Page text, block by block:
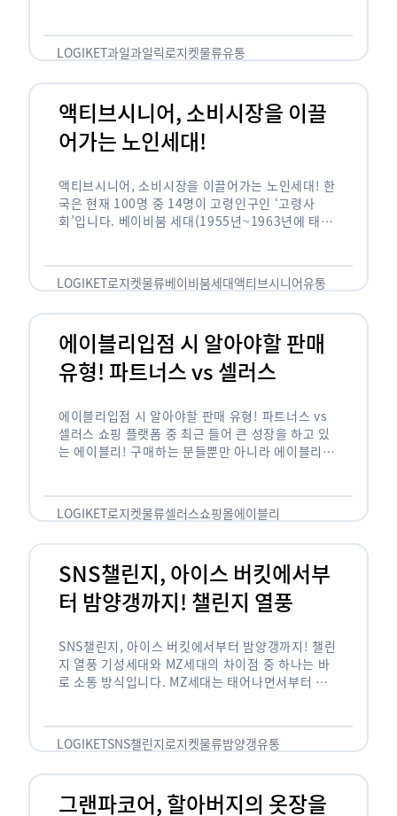
…
LOGIKET과일과일릭로지켓물류유통
액티브시니어, 소비시장을 이끌
어가는 노인세대!
액티브시니어, 소비시장을 이끌어가는 노인세대! 한
국은 현재 100명 중 14명이 고령인구인 ‘고령사
회’입니다. 베이비붐 세대(1955년~1963년에 태어
오고 있습니다. 하지만 사회가 늙어가는 …
LOGIKET로지켓물류베이비붐세대액티브시니어유통
에이블리입점 시 알아야할 판매
유형! 파트너스 vs 셀러스
에이블리입점 시 알아야할 판매 유형! 파트너스 vs
셀러스 쇼핑 플랫폼 중 최근 들어 큰 성장을 하고 있
는 에이블리! 구매하는 분들뿐만 아니라 에이블리에
LOGIKET로지켓물류셀러스쇼핑몰에이블리
SNS챌린지, 아이스 버킷에서부
터 밤양갱까지! 챌린지 열풍
SNS챌린지, 아이스 버킷에서부터 밤양갱까지! 챌린
지 열풍 기성세대와 MZ세대의 차이점 중 하나는 바
로 소통 방식입니다. MZ세대는 태어나면서부터 디
도 능숙한 …
LOGIKETSNS챌린지로지켓물류밤양갱유통
그랜파코어, 할아버지의 옷장을